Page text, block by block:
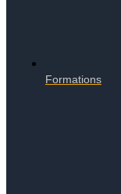
Formations